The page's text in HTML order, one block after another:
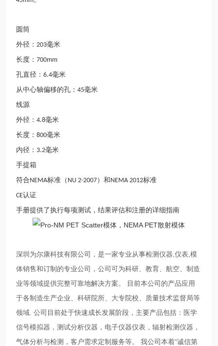
圆筒
外径： 203毫米
长度：700mm
孔直径：6.4毫米
从中心轴偏移的孔：45毫米
线源
外径：4.8毫米
长度：800毫米
内径： 3.2毫米
手提箱
符合NEMA标准（ NU 2-2007）和NEMA 2012标准
CE认证
手册提供了执行每项测试，结果评估和注册的详细指南
深圳为尔康科技有限公司，是一家专业从事检测仪器,仪表,模
体销售和订制的专业公司，公司可为科研、教育、航空、制造
业等领域提供完整可靠地解决方案。 目前本公司的产品应用
于各制造生产企业、科研院所、大专院校、质量技术监督局等
领域. 公司目前处于快速成长发展阶段，主要产品包括：医学
信号模拟器，测试分析仪器，电子仪器仪表，辐射检测仪器，
气体分析与检测，客户需求定制服务等。 我公司本着“诚信第